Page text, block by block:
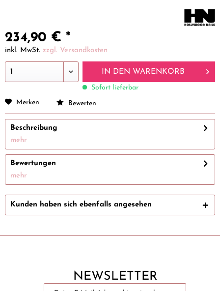
234,90 € *
inkl. MwSt. zzgl. Versandkosten
IN DEN WARENKORB
Sofort lieferbar
Merken
Bewerten
Beschreibung
mehr
Bewertungen
mehr
Kunden haben sich ebenfalls angesehen
NEWSLETTER